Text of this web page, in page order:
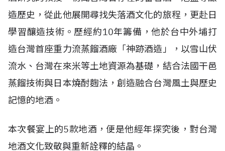
造歷史，從此他展開尋找失落酒文化的旅程，更赴日
學習釀造技術。歷經約10年籌備，他於台中外埔打
造台灣首座重力流蒸餾酒廠「神跡酒造」，以雪山伏
流水、台灣在來米等土地資源為基礎，結合法國干邑
蒸餾技術與日本燒酎麴法，創造融合台灣風土與歷史
記憶的地酒。
本次餐宴上的5款地酒，便是他經年探究後，對台灣
地酒文化致敬與重新詮釋的結晶。